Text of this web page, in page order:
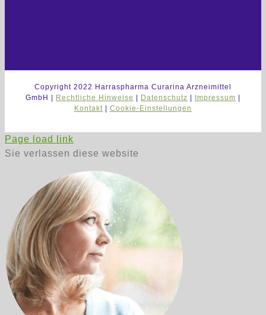
Copyright 2022 Harraspharma Curarina Arzneimittel
GmbH |
Rechtliche Hinweise Datenschutz Impressum
Kontakt
Cookie-Einstellungen
Page load link
Sie verlassen diese website